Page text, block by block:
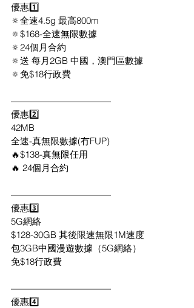
優惠1️⃣
🔅全速4.5g 最高800m
🔅$168-全速無限數據
🔅24個月合約
🔅送 每月2GB 中國，澳門區數據
🔅免$18行政費
———————————
優惠2️⃣
42MB
全速-真無限數據(冇FUP)
🔥$138-真無限任用
🔥 24個月合約
———————————
優惠3️⃣
5G網絡
$128-30GB 其後限速無限1M速度
包3GB中國漫遊數據（5G網絡）
免$18行政費
———————————
優惠4️⃣